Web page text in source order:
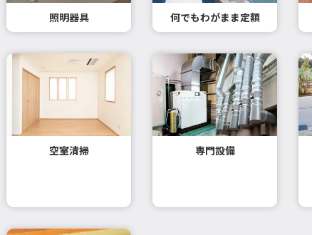
照明器具 何でもわがまま定額
空室清掃 専門設備